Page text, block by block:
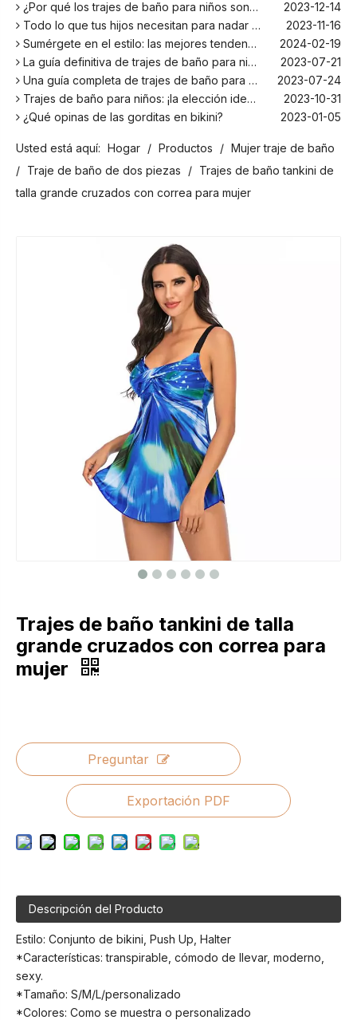
¿Por qué los trajes de baño para niños son más cómodos con elastano?
2023-12-14
Todo lo que tus hijos necesitan para nadar este verano
2023-11-16
Sumérgete en el estilo: las mejores tendencias en trajes de baño para niños de la temporada
2024-02-19
La guía definitiva de trajes de baño para niños: comodidad, diseño y seguridad
2023-07-21
Una guía completa de trajes de baño para niños: comodidad, estilo y seguridad para divertirse bajo el sol
2023-07-24
Trajes de baño para niños: ¡la elección ideal para tus hijos!
2023-10-31
¿Qué opinas de las gorditas en bikini?
2023-01-05
¡El principal fabricante de trajes de baño en Bali!
2024-02-22
¡Date un chapuzón con los trajes de baño para niños más populares de la temporada!
2024-02-02
Como cualquier otro traje, el bañador infantil: un espacio agradable para relajarse en la playa
Todo lo que tus hijos necesitan para nadar este verano
Sumérgete en el estilo: las mejores tendencias en trajes de baño para niños de la temporada
La guía definitiva de trajes de baño para niños: comodidad, diseño y seguridad
Una guía completa de trajes de baño para niños: comodidad, estilo y seguridad para divertirse bajo el sol
Usted está aquí: Hogar / Productos / Mujer traje de baño
/ Traje de baño de dos piezas / Trajes de baño tankini de
talla grande cruzados con correa para mujer
Trajes de baño tankini de talla
grande cruzados con correa para
mujer
Preguntar
Exportación PDF
Descripción del Producto
Estilo: Conjunto de bikini, Push Up, Halter
*Características: transpirable, cómodo de llevar, moderno,
sexy.
*Tamaño: S/M/L/personalizado
*Colores: Como se muestra o personalizado